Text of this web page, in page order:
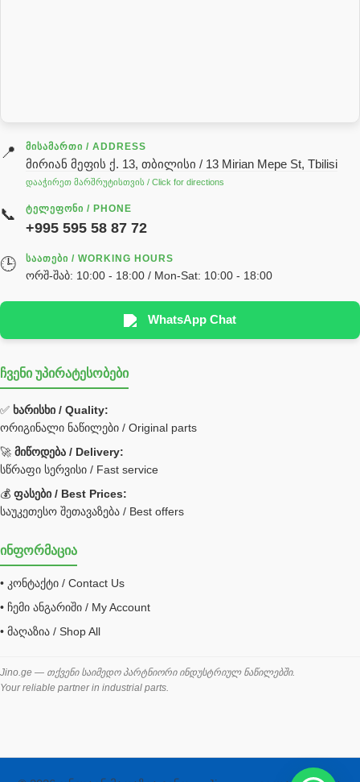
გადაცემათა კოლოფის ზეთი( კარობკის ზეთი)
ძრავის ზეთი
ჰიდრავლიკის ზეთი
реек
სხადასხვა
Hyva
უჟანგავი ფოლადი
Bobcat ფილტრი
Caterpillar ფილტრი
JCB ფილტრი
ქვაბი გათბობა მილები
შემაერთებელი / გადამყვანი UNF ORFS
შემაერთებელი BSPP /გადამყვანი
შესაფუთი მანქანა ვაკუმით
შლანგი
საწვავის შლანგი
📍 ᲛᲘᲡᲐᲛᲐᲠᲗᲘ / ADDRESS
მირიან მეფის ქ. 13, თბილისი / 13 Mirian Mepe St, Tbilisi
დააჭირეთ მარშრუტისთვის / Click for directions
📞 ᲢᲔᲚᲔᲤᲝᲜᲘ / PHONE
+995 595 58 87 72
🕒 ᲡᲐᲐᲗᲔᲑᲘ / WORKING HOURS
ორშ-შაბ: 10:00 - 18:00 / Mon-Sat: 10:00 - 18:00
WhatsApp Chat
ჩვენი უპირატესობები
✅ ხარისხი / Quality:
ორიგინალი ნაწილები / Original parts
🚀 მიწოდება / Delivery:
სწრაფი სერვისი / Fast service
💰 ფასები / Best Prices:
საუკეთესო შეთავაზება / Best offers
ინფორმაცია
• კონტაქტი / Contact Us
• ჩემი ანგარიში / My Account
• მაღაზია / Shop All
Jino.ge — თქვენი საიმედო პარტნიორი ინდუსტრიულ ნაწილებში.
Your reliable partner in industrial parts.